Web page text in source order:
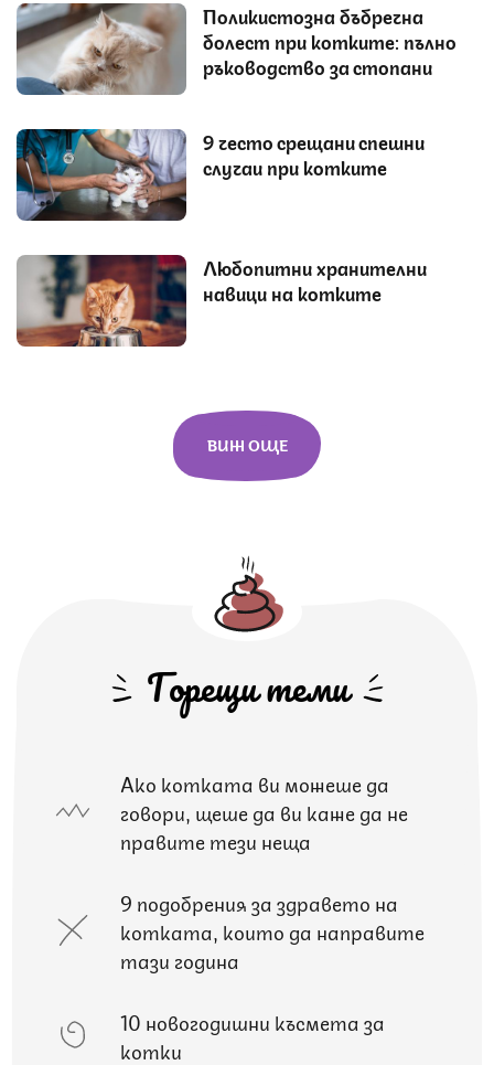
Поликистозна бъбречна
болест при котките: пълно
ръководство за стопани
9 често срещани спешни
случаи при котките
Любопитни хранителни
навици на котките
ВИЖ ОЩЕ
Горещи теми
Ако котката ви можеше да
говори, щеше да ви каже да не
правите тези неща
9 подобрения за здравето на
котката, които да направите
тази година
10 новогодишни късмета за
котки